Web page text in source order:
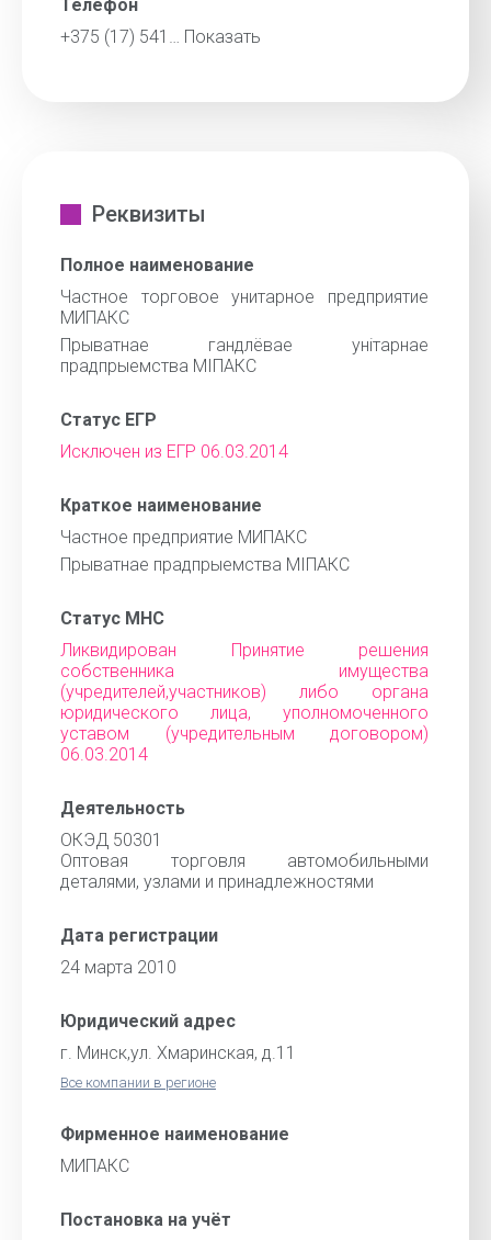
Телефон
+375 (17) 541… Показать
Реквизиты
Полное наименование
Частное торговое унитарное предприятие
МИПАКС
Прыватнае гандлёвае унітарнае
прадпрыемства МІПАКС
Статус ЕГР
Исключен из ЕГР 06.03.2014
Краткое наименование
Частное предприятие МИПАКС
Прыватнае прадпрыемства МІПАКС
Статус МНС
Ликвидирован Принятие решения
собственника имущества
(учредителей,участников) либо органа
юридического лица, уполномоченного
уставом (учредительным договором)
06.03.2014
Деятельность
ОКЭД 50301
Оптовая торговля автомобильными
деталями, узлами и принадлежностями
Дата регистрации
24 марта 2010
Юридический адрес
г. Минск,ул. Хмаринская, д.11
Все компании в регионе
Фирменное наименование
МИПАКС
Постановка на учёт